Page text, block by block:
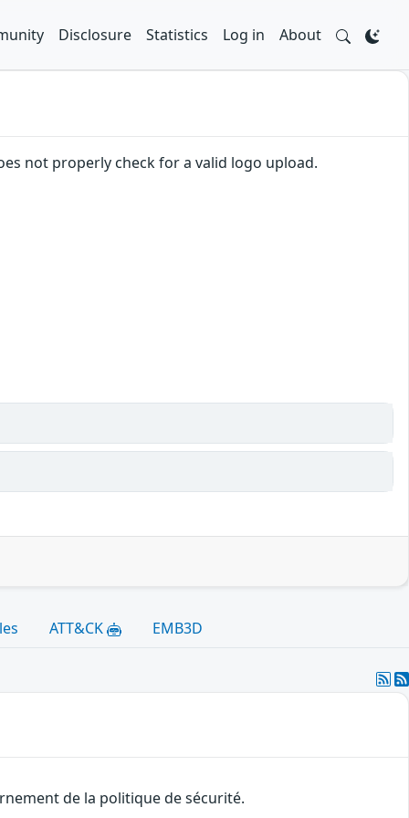
Disclosure Statistics Log in About
not properly check for a valid logo upload.
ATT&CK EMB3D
de la politique de sécurité.